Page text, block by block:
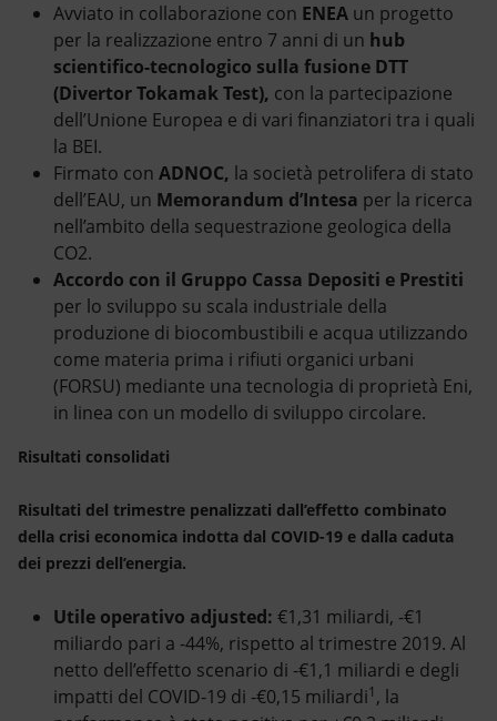
Avviato in collaborazione con ENEA un progetto
per la realizzazione entro 7 anni di un hub
scientifico-tecnologico sulla fusione DTT
(Divertor Tokamak Test), con la partecipazione
dell’Unione Europea e di vari finanziatori tra i quali
la BEI.
Firmato con ADNOC, la società petrolifera di stato
dell’EAU, un Memorandum d’Intesa per la ricerca
nell’ambito della sequestrazione geologica della
CO2.
Accordo con il Gruppo Cassa Depositi e Prestiti
per lo sviluppo su scala industriale della
produzione di biocombustibili e acqua utilizzando
come materia prima i rifiuti organici urbani
(FORSU) mediante una tecnologia di proprietà Eni,
in linea con un modello di sviluppo circolare.
Risultati consolidati
Risultati del trimestre penalizzati dall’effetto combinato
della crisi economica indotta dal COVID-19 e dalla caduta
dei prezzi dell’energia.
Utile operativo adjusted: €1,31 miliardi, -€1
miliardo pari a -44%, rispetto al trimestre 2019. Al
netto dell’effetto scenario di -€1,1 miliardi e degli
impatti del COVID-19 di -€0,15 miliardi1 , la